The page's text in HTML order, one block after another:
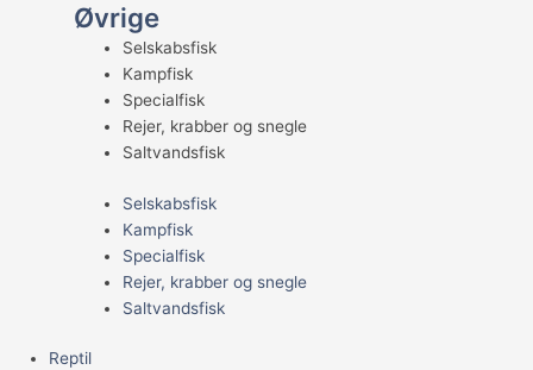
Øvrige
Selskabsfisk
Kampfisk
Specialfisk
Rejer, krabber og snegle
Saltvandsfisk
Selskabsfisk
Kampfisk
Specialfisk
Rejer, krabber og snegle
Saltvandsfisk
Reptil